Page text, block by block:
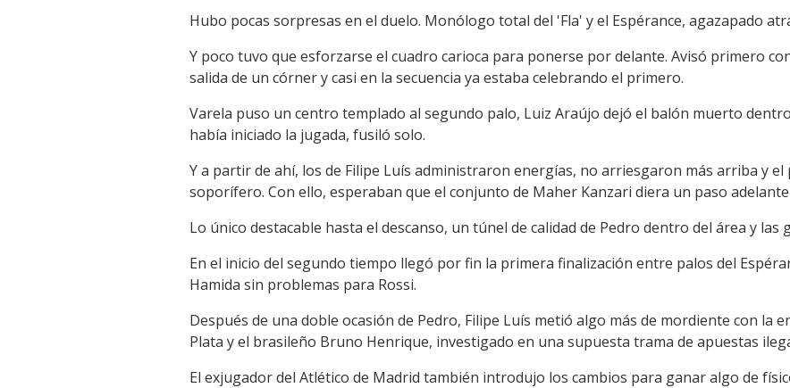
Hubo pocas sorpresas en el duelo. Monólogo total del 'Fla' y el Espérance, agazapado
Y poco tuvo que esforzarse el cuadro carioca para ponerse por delante. Avisó primero
salida de un córner y casi en la secuencia ya estaba celebrando el primero.
Varela puso un centro templado al segundo palo, Luiz Araújo dejó el balón muerto
había iniciado la jugada, fusiló solo.
Y a partir de ahí, los de Filipe Luís administraron energías, no arriesgaron más arriba y
soporífero. Con ello, esperaban que el conjunto de Maher Kanzari diera un paso
Lo único destacable hasta el descanso, un túnel de calidad de Pedro dentro del área y las
En el inicio del segundo tiempo llegó por fin la primera finalización entre palos del
Hamida sin problemas para Rossi.
Después de una doble ocasión de Pedro, Filipe Luís metió algo más de mordiente con la
Plata y el brasileño Bruno Henrique, investigado en una supuesta trama de apuestas
El exjugador del Atlético de Madrid también introdujo los cambios para ganar algo de